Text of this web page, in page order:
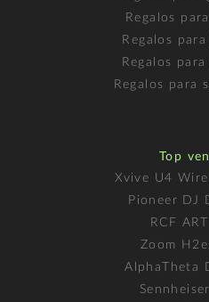
Regalos
Regalos
Regalos
Regalos para
Top
Xvive U4
Pioneer DJ
RCF
Zoom
AlphaTheta